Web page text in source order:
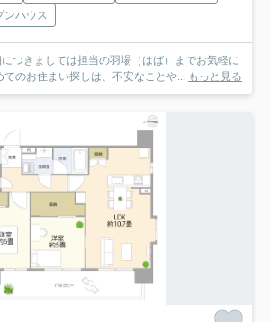
ンハウス
つきましては担当の羽場（はば）までお気軽に
ください。 初めてのお住まい探しは、不安なことや... もっと見る